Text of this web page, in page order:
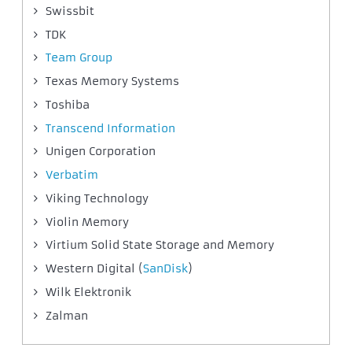
Swissbit
TDK
Team Group
Texas Memory Systems
Toshiba
Transcend Information
Unigen Corporation
Verbatim
Viking Technology
Violin Memory
Virtium Solid State Storage and Memory
Western Digital (SanDisk)
Wilk Elektronik
Zalman